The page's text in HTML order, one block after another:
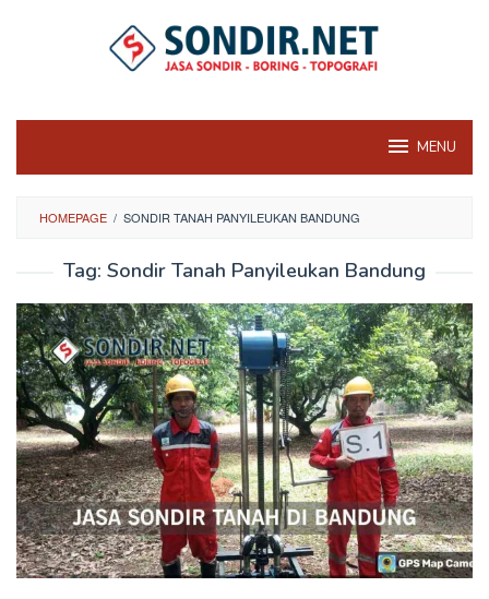
MENU
HOMEPAGE / SONDIR TANAH PANYILEUKAN BANDUNG
Tag: Sondir Tanah Panyileukan Bandung